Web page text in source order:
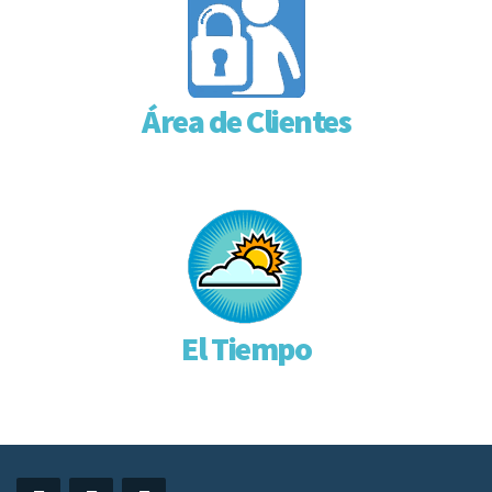
Área de Clientes
El Tiempo